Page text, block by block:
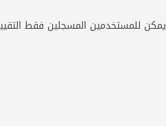
يمكن للمستخدمين المسجلين فقط